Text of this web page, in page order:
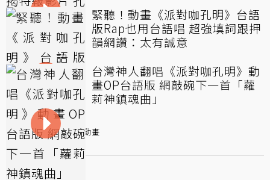
緊聽！動畫《派對咖孔明》台語
版Rap也用台語唱 超強填詞跟押
韻網讚：太有誠意
台灣神人翻唱《派對咖孔明》動
畫OP台語版 網敲碗下一首「蘿
莉神鎮魂曲」
派對咖孔明 動畫
← 上一篇